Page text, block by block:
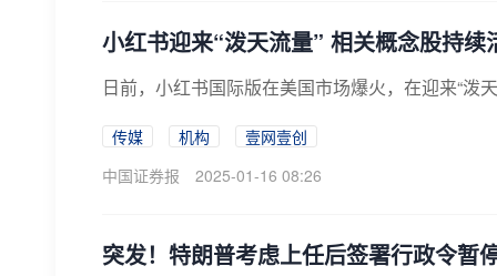
小红书迎来“泼天流量” 相关概念股持续
日前，小红书国际版在美国市场爆火，在迎来“泼
传媒 机构
壹网壹创
中国证券报
2025-01-16 08:26
突发！特朗普考虑上任后签署行政令暂